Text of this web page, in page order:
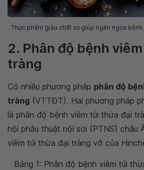
Thực phẩm giàu chất xơ giúp ngăn ngừa
2. Phân độ bệnh
tràng
Có nhiều phương pháp phân độ
tràng (VTTĐT). Hai phương pháp
là phân độ bệnh viêm túi thừa đại
hội phẫu thuật nội soi (PTNS) châu
viêm túi thừa đại tràng vỡ của
Bảng 1: Phân độ bệnh viêm túi